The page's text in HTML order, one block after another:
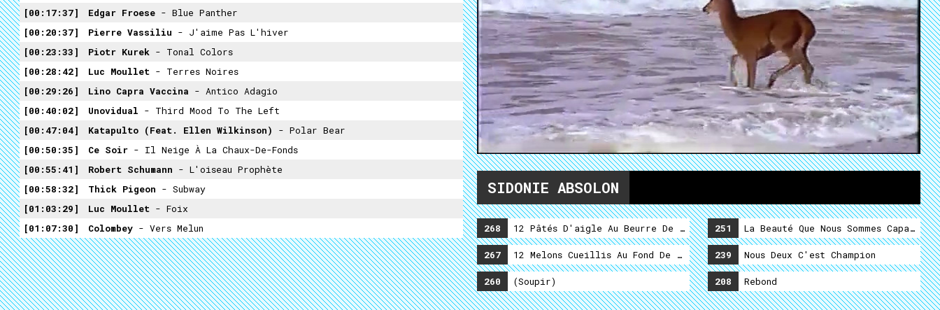
00:17:37
Edgar Froese - Blue Panther
00:20:37
Pierre Vassiliu - J'aime Pas L'hiver
00:23:33
Piotr Kurek - Tonal Colors
00:28:42
Luc Moullet - Terres Noires
00:29:26
Lino Capra Vaccina - Antico Adagio
00:40:02
Unovidual - Third Mood To The Left
00:47:04
Katapulto (Feat. Ellen Wilkinson) - Polar Bear
00:50:35
Ce Soir - Il Neige À La Chaux-De-Fonds
00:55:41
Robert Schumann - L'oiseau Prophète
00:58:32
Thick Pigeon - Subway
01:03:29
Luc Moullet - Foix
01:07:30
Colombey - Vers Melun
SIDONIE ABSOLON
268 12 Pâtés D'aigle Au Beurre De Caillou (Second Service)
267 12 Melons Cueillis Au Fond De La Mer (Premier Service)
260 (soupir)
251 La Beauté Que Nous Sommes Capable
239 Nous Deux C'est Champion
208 Rebond